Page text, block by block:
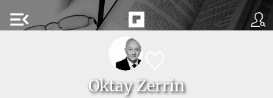
menu_open
Oktay Zerrin